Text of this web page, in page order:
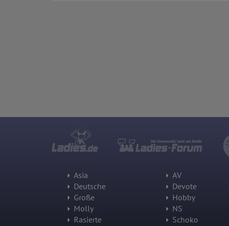
Asia AV
Deutsche
Devote
Große
Hobby
Molly
NS
Rasierte
Schoko